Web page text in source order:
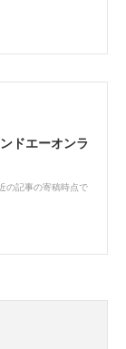
ドエーオンラ
の記事の寄稿時点で